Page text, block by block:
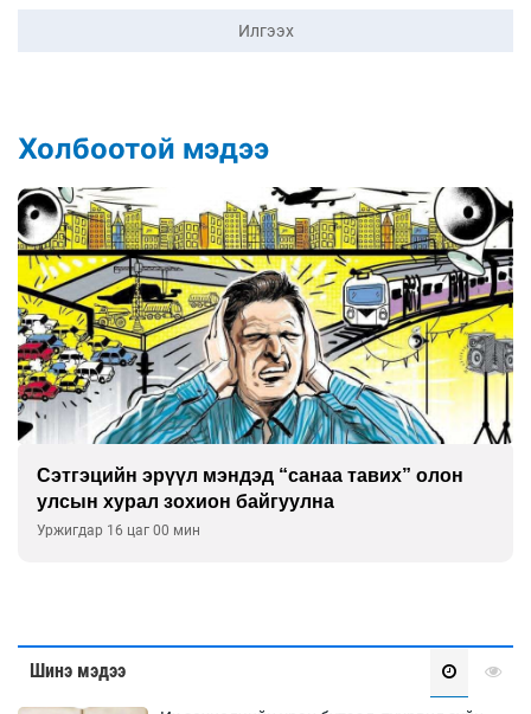
Илгээх
Холбоотой мэдээ
Сэтгэцийн эрүүл мэндэд “санаа тавих” олон
улсын хурал зохион байгуулна
Уржигдар 16 цаг 00 мин
Шинэ мэдээ